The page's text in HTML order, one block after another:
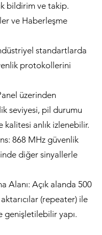
bildirim ve takip.
ve Haberleşme
standartlarda
protokollerini
üzerinden
seviyesi, pil durumu
kalitesi anlık izlenebilir.
868 MHz güvenlik
diğer sinyallerle
Alanı: Açık alanda 500
(repeater) ile
genişletilebilir yapı.